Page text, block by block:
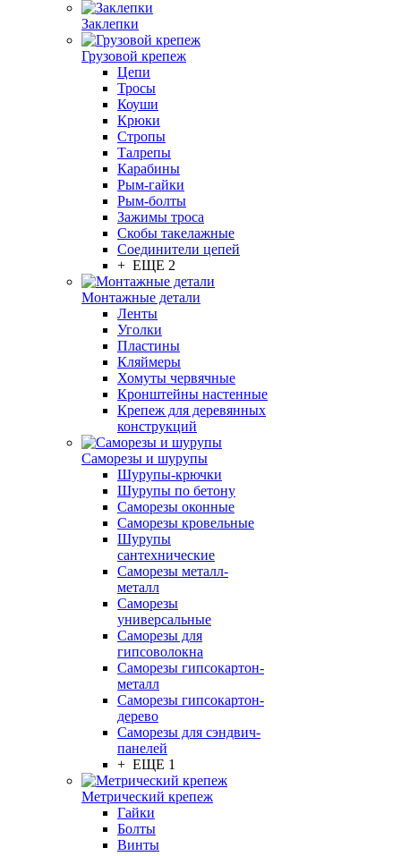
Заклепки
Грузовой крепеж
Цепи
Тросы
Коуши
Крюки
Стропы
Талрепы
Карабины
Рым-гайки
Рым-болты
Зажимы троса
Скобы такелажные
Соединители цепей
+ ЕЩЕ 2
Монтажные детали
Ленты
Уголки
Пластины
Кляймеры
Хомуты червячные
Кронштейны настенные
Крепеж для деревянных
конструкций
Саморезы и шурупы
Шурупы-крючки
Шурупы по бетону
Саморезы оконные
Саморезы кровельные
Шурупы
сантехнические
Саморезы металл-
металл
Саморезы
универсальные
Саморезы для
гипсоволокна
Саморезы гипсокартон-
металл
Саморезы гипсокартон-
дерево
Саморезы для сэндвич-
панелей
+ ЕЩЕ 1
Метрический крепеж
Гайки
Болты
Винты